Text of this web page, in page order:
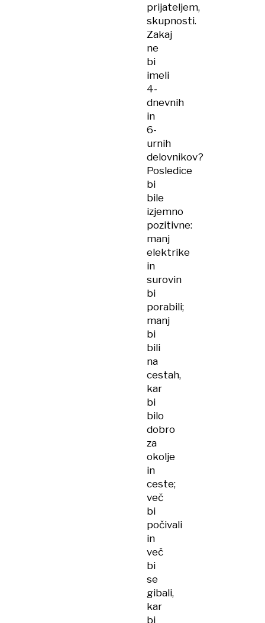
prijateljem,
skupnosti.
Zakaj
ne
bi
imeli
4-
dnevnih
in
6-
urnih
delovnikov?
Posledice
bi
bile
izjemno
pozitivne:
manj
elektrike
in
surovin
bi
porabili;
manj
bi
bili
na
cestah,
kar
bi
bilo
dobro
za
okolje
in
ceste;
več
bi
počivali
in
več
bi
se
gibali,
kar
bi